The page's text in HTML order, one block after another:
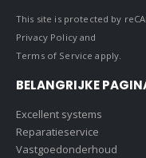
This site is protected by
Privacy Policyand
Terms of Service apply.
BELANGRIJKE
Excellent systems
Reparatieservice
Vastgoedonderhoud